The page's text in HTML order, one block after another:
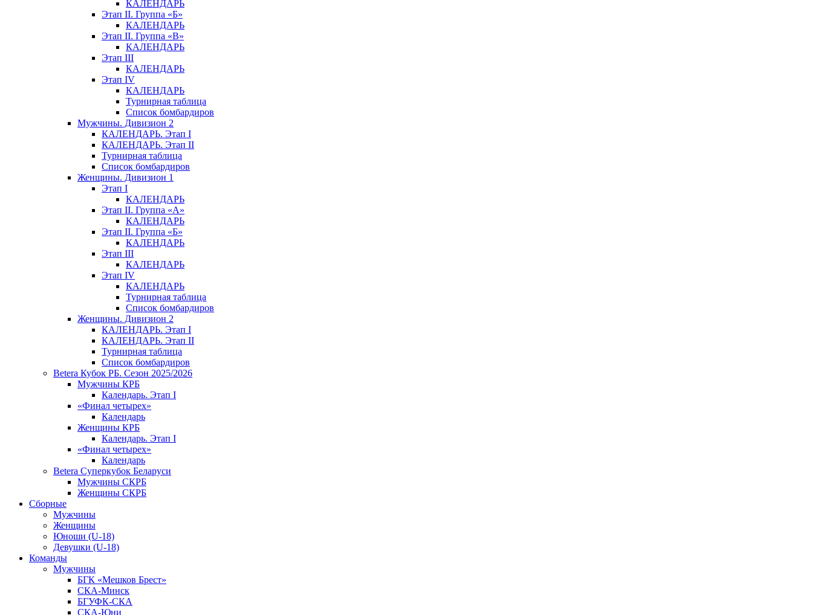
КАЛЕНДАРЬ
Этап II. Группа «Б»
КАЛЕНДАРЬ
Этап II. Группа «В»
КАЛЕНДАРЬ
Этап III
КАЛЕНДАРЬ
Этап IV
КАЛЕНДАРЬ
Турнирная таблица
Список бомбардиров
Мужчины. Дивизион 2
КАЛЕНДАРЬ. Этап I
КАЛЕНДАРЬ. Этап II
Турнирная таблица
Список бомбардиров
Женщины. Дивизион 1
Этап I
КАЛЕНДАРЬ
Этап II. Группа «А»
КАЛЕНДАРЬ
Этап II. Группа «Б»
КАЛЕНДАРЬ
Этап III
КАЛЕНДАРЬ
Этап IV
КАЛЕНДАРЬ
Турнирная таблица
Список бомбардиров
Женщины. Дивизион 2
КАЛЕНДАРЬ. Этап I
КАЛЕНДАРЬ. Этап II
Турнирная таблица
Список бомбардиров
Betera Кубок РБ. Сезон 2025/2026
Мужчины КРБ
Календарь. Этап I
«Финал четырех»
Календарь
Женщины КРБ
Календарь. Этап I
«Финал четырех»
Календарь
Betera Суперкубок Беларуси
Мужчины СКРБ
Женщины СКРБ
Сборные
Мужчины
Женщины
Юноши (U-18)
Девушки (U-18)
Команды
Мужчины
БГК «Мешков Брест»
СКА-Минск
БГУФК-СКА
СКА-Юни